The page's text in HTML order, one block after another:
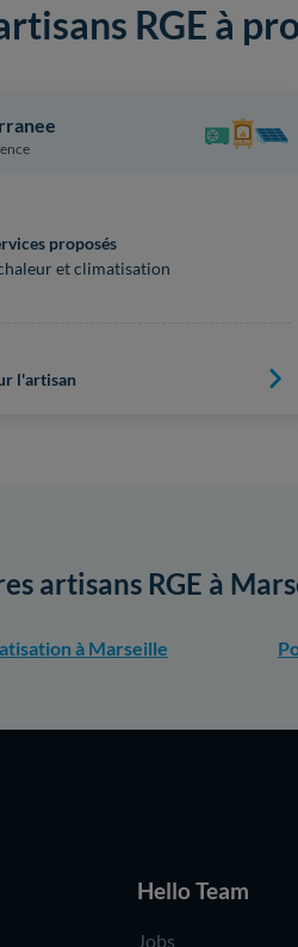
RGE à
proposés
et climatisation
l'artisan
artisans RGE à
à Marseille
Hello Team
Jobs